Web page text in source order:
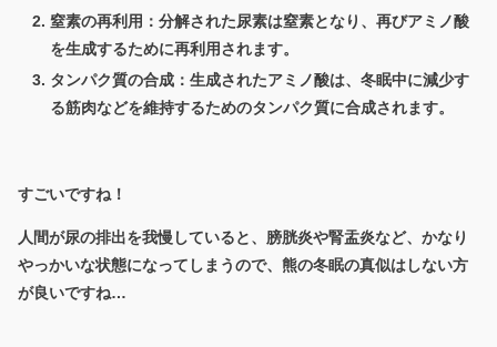
窒素の再利用：分解された尿素は窒素となり、再びアミノ酸
を生成するために再利用されます。
タンパク質の合成：生成されたアミノ酸は、冬眠中に減少す
る筋肉などを維持するためのタンパク質に合成されます。
すごいですね！
人間が尿の排出を我慢していると、膀胱炎や腎盂炎など、かなり
やっかいな状態になってしまうので、熊の冬眠の真似はしない方
が良いですね…